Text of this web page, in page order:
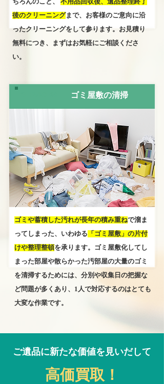
ちろんのこと、 不用品回収後、遺品整理終了
後のクリーニングまで、お客様のご意向に沿
ったクリーニングをして参ります。お見積り
無料につき、まずはお気軽にご相談くださ
い。
ゴミ屋敷の清掃
ゴミや蓄積した汚れが長年の積み重ねで溜ま
ってしまった、いわゆる 「ゴミ屋敷」の片付
けや整理整頓を承ります。ゴミ屋敷化してし
まった部屋や散らかった汚部屋の大量のゴミ
を清掃するためには、分別や収集日の把握な
ど問題が多くあり、1人で対応するのはとても
大変な作業です。
ご遺品に新たな価値を見いだして
高価買取！